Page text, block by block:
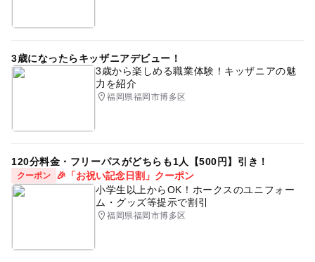
3歳になったらキッザニアデビュー！
3歳から楽しめる職業体験！キッザニアの魅
力を紹介
福岡県福岡市博多区
120分料金・フリーパスがどちらも1人【500円】引き！
クーポン
🎉「お祝い記念日割」クーポン
小学生以上からOK！ホークスのユニフォー
ム・グッズ等提示で割引
福岡県福岡市博多区